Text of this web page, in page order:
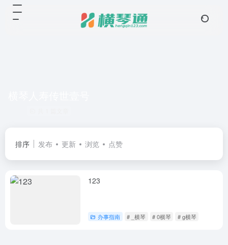
排序 发布 更新 浏览 点赞
123
办事指南 # _横琴 # 0横琴 # g横琴